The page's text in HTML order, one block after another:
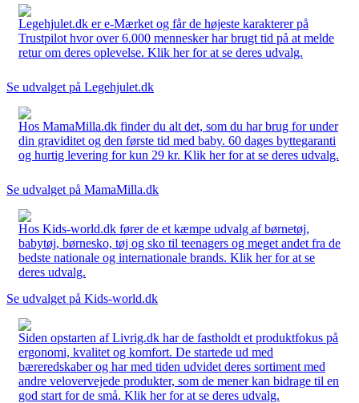
Legehjulet.dk er e-Mærket og får de højeste karakterer på
Trustpilot hvor over 6.000 mennesker har brugt tid på at melde
retur om deres oplevelse. Klik her for at se deres udvalg.
Se udvalget på Legehjulet.dk
Hos MamaMilla.dk finder du alt det, som du har brug for under
din graviditet og den første tid med baby. 60 dages byttegaranti
og hurtig levering for kun 29 kr. Klik her for at se deres udvalg.
Se udvalget på MamaMilla.dk
Hos Kids-world.dk fører de et kæmpe udvalg af børnetøj,
babytøj, børnesko, tøj og sko til teenagers og meget andet fra de
bedste nationale og internationale brands. Klik her for at se
deres udvalg.
Se udvalget på Kids-world.dk
Siden opstarten af Livrig.dk har de fastholdt et produktfokus på
ergonomi, kvalitet og komfort. De startede ud med
bæreredskaber og har med tiden udvidet deres sortiment med
andre velovervejede produkter, som de mener kan bidrage til en
god start for de små. Klik her for at se deres udvalg.